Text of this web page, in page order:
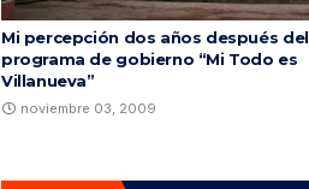
Mi percepción dos años después del
programa de gobierno “Mi Todo es
Villanueva”
noviembre 03, 2009